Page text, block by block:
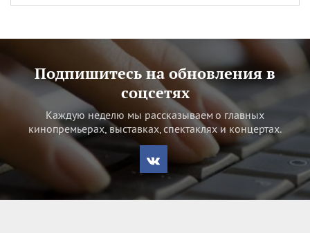
Подпишитесь на обновления в
соцсетях
Каждую неделю мы рассказываем о главных
кинопремьерах, выставках, спектаклях и концертах.